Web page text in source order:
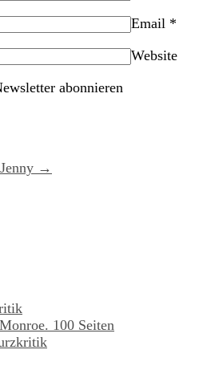
Email *
Website
abonnieren
→
100 Seiten